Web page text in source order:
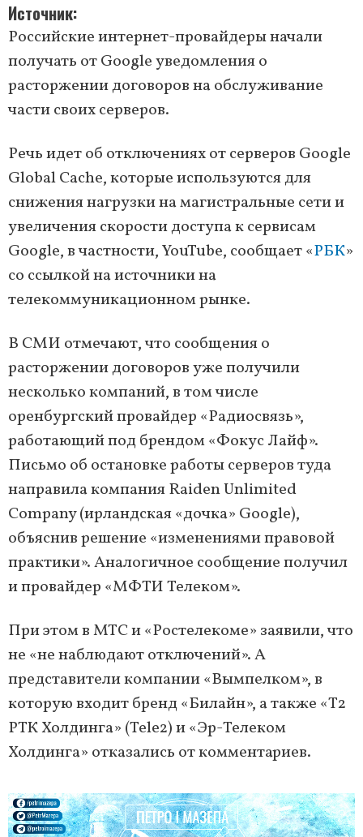
Источник
Российские интернет-провайдеры начали
получать от Google уведомления о
расторжении договоров на обслуживание
части своих серверов.
Речь идет об отключениях от серверов Google
Global Cache, которые используются для
снижения нагрузки на магистральные сети и
увеличения скорости доступа к сервисам
Google, в частности, YouTube, сообщает «РБК»
со ссылкой на источники на
телекоммуникационном рынке.
В СМИ отмечают, что сообщения о
расторжении договоров уже получили
несколько компаний, в том числе
оренбургский провайдер «Радиосвязь»,
работающий под брендом «Фокус Лайф».
Письмо об остановке работы серверов туда
направила компания Raiden Unlimited
Company (ирландская «дочка» Google),
объяснив решение «изменениями правовой
практики». Аналогичное сообщение получил
и провайдер «МФТИ Телеком».
При этом в МТС и «Ростелекоме» заявили, что
не «не наблюдают отключений». А
представители компании «Вымпелком», в
которую входит бренд «Билайн», а также «Т2
РТК Холдинга» (Tele2) и «Эр-Телеком
Холдинга» отказались от комментариев.